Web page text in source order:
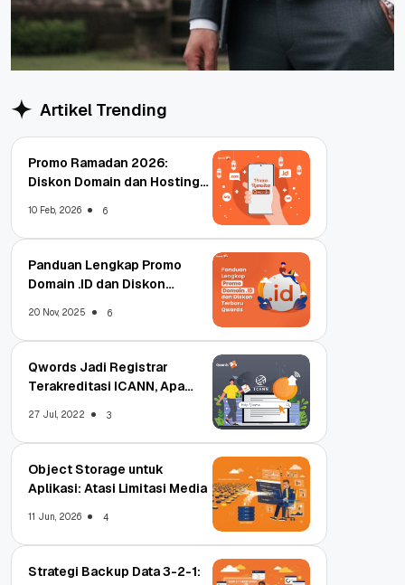
Artikel Trending
Promo Ramadan 2026:
Diskon Domain dan Hosting
10 Feb, 2026 6
Panduan Lengkap Promo
Domain .ID dan Diskon
20 Nov, 2025 6
Qwords Jadi Registrar
Terakreditasi ICANN, Apa
27 Jul, 2022 3
Object Storage untuk
Aplikasi: Atasi Limitasi Media
11 Jun, 2026 4
Strategi Backup Data 3-2-1: